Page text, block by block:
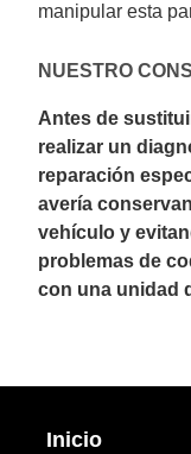
manipular esta
NUESTRO
Antes de
realizar un
reparación
avería
vehículo y
problemas de
con una unidad
Inicio